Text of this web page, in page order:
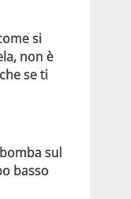
si
non è
se ti
sul
basso